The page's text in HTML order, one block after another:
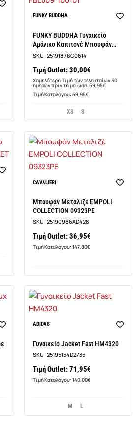
-50%
FUNKY BUDDHA
FUNKY BUDDHA Γυναικείο
Αμάνικο Καπιτονέ Μπουφάν
FBL009-100-01
SKU: 25191878C0614
Τιμή Outlet: 30,00€
Χαμηλότερη Τιμή των τελευταίων 30
ημερών πριν τη μείωση: 59,95€
Τιμή Καταλόγου: 59,95€
XS S
CAVALIERI
Μπουφάν Μεταλιζέ EMPOLI
COLLECTION 09323PE
SKU: 25190966AD428
Τιμή Outlet: 36,95€
Τιμή Καταλόγου: 147,80€
ADIDAS
Γυναικείο Jacket Fast HM4320
SKU: 25195154D2735
Τιμή Outlet: 71,95€
Τιμή Καταλόγου: 140,00€
M L